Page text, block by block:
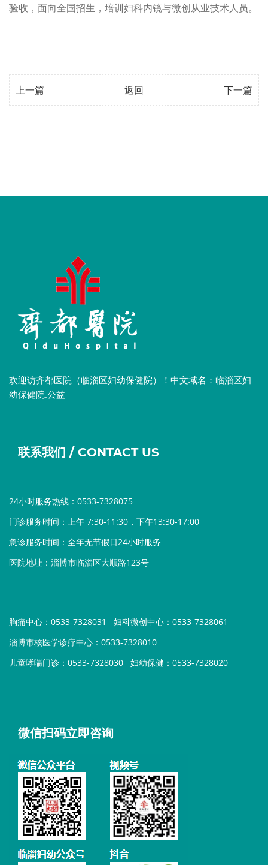
验收，面向全国招生，培训妇科内镜与微创从业技术人员。
上一篇 返回 下一篇
欢迎访齐都医院（临淄区妇幼保健院）！中文域名：临淄区妇
幼保健院.公益
联系我们 / CONTACT US
24小时服务热线：0533-7328075
门诊服务时间：上午 7:30-11:30，下午13:30-17:00
急诊服务时间：全年无节假日24小时服务
医院地址：淄博市临淄区大顺路123号
胸痛中心：0533-7328031
妇科微创中心：0533-7328061
淄博市核医学诊疗中心：0533-7328010
儿童哮喘门诊：0533-7328030
妇幼保健：0533-7328020
微信扫码立即咨询